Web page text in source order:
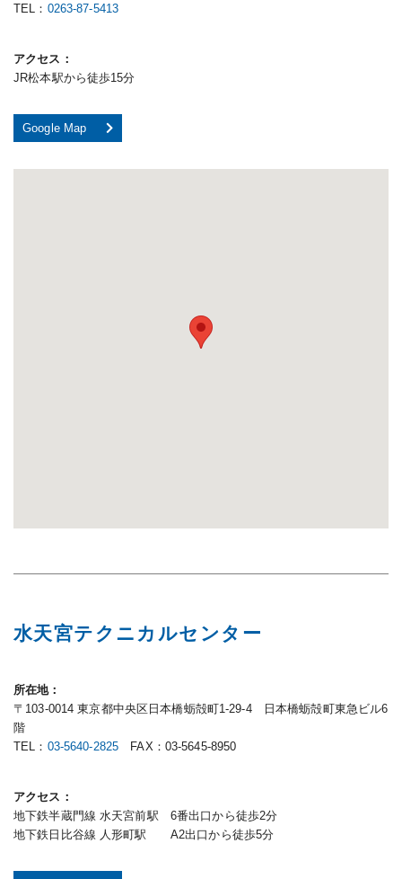
TEL： 0263-87-5413
アクセス
JR松本駅から徒歩15分
Google Map
水天宮テクニカルセンター
所在地
〒103-0014 東京都中央区日本橋蛎殻町1-29-4 日本橋蛎殻町東急ビル6
階
TEL： 03-5640-2825 FAX：03-5645-8950
アクセス
地下鉄半蔵門線 水天宮前駅 6番出口から徒歩2分
地下鉄日比谷線 人形町駅 A2出口から徒歩5分